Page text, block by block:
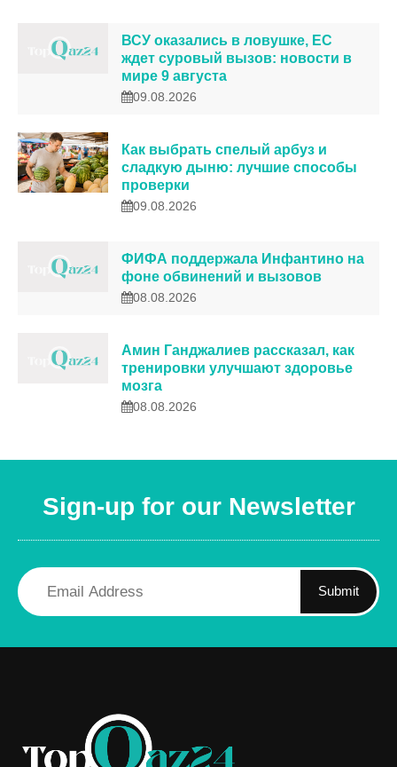
ВСУ оказались в ловушке, ЕС
ждет суровый вызов: новости в
мире 9 августа
09.08.2026
Как выбрать спелый арбуз и
сладкую дыню: лучшие способы
проверки
09.08.2026
ФИФА поддержала Инфантино на
фоне обвинений и вызовов
08.08.2026
Амин Ганджалиев рассказал, как
тренировки улучшают здоровье
мозга
08.08.2026
Sign-up for our Newsletter
Submit